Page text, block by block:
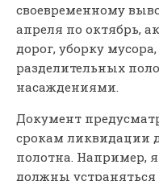
своевременному
апреля по октябрь,
дорог, уборку
разделительных
насаждениями.
Документ
срокам ликвидации
полотна. Например,
должны устраняться